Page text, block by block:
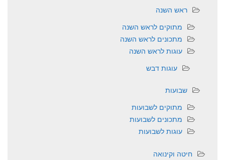
ראש השנה
מתוקים לראש השנה
מתכונים לראש השנה
עוגות לראש השנה
עוגות דבש
שבועות
מתוקים לשבועות
מתכונים לשבועות
עוגות לשבועות
חיטה וקינואה